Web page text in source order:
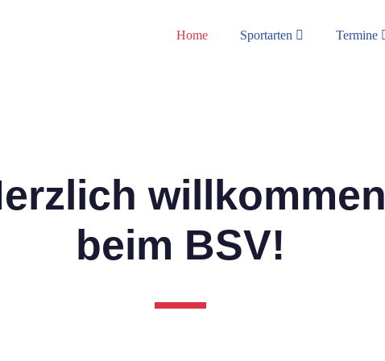
Home Sportarten Termine
willkommen
beim BSV!